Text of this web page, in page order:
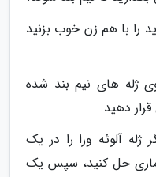
را با هم زن خوب بزنید
ژله های نیم بند شده
دهید.
آلوئه ورا را در یک
حل کنید، سپس یک